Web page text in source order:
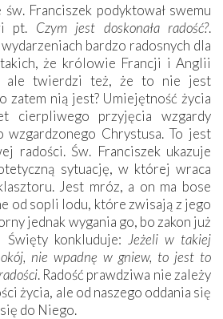
Franciszek podyktował swemu
pt. Czym jest doskonała radość?.
bardzo radosnych dla
takich, że królowie Francji i Anglii
ale twierdzi też, że to nie jest
zatem nią jest? Umiejętność życia
cierpliwego przyjęcia wzgardy
wzgardzonego Chrystusa. To jest
radości. Św. Franciszek ukazuje
sytuację, w której wraca
Jest mróz, a on ma bose
od sopli lodu, które zwisają z jego
jednak wygania go, bo zakon już
konkluduje: Jeżeli w takiej
nie wpadnę w gniew, to jest to
. Radość prawdziwa nie zależy
życia, ale od naszego oddania się
do Niego.